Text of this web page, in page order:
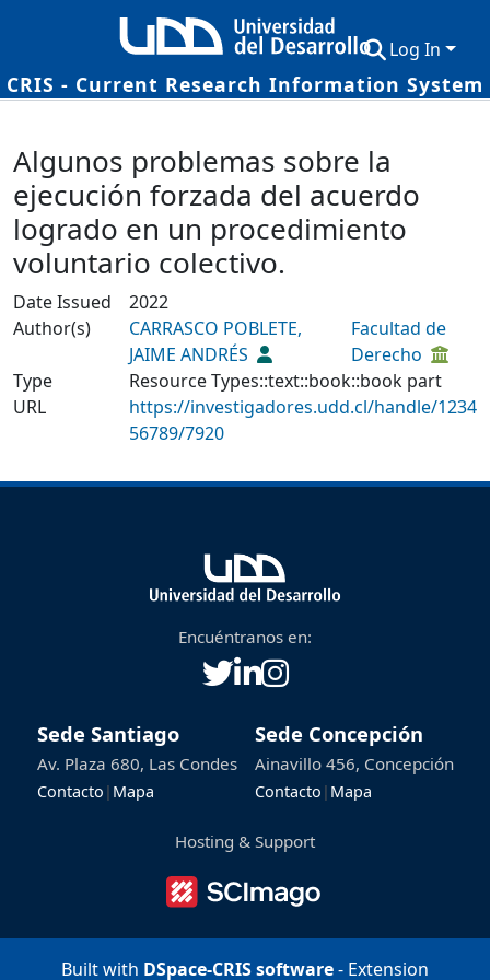
CRIS - Current Research Information System
Log In
Research Outputs
Fundings & Projects
Researchers
Datasets
Statistics
Algunos problemas sobre la
ejecución forzada del acuerdo
logrado en un procedimiento
voluntario colectivo.
Date Issued
2022
Author(s)
CARRASCO POBLETE,
JAIME ANDRÉS
Facultad de
Derecho
Type
Resource Types::text::book::book part
URL
https://investigadores.udd.cl/handle/1234
56789/7920
Encuéntranos en:
Sede Santiago
Av. Plaza 680, Las Condes
Contacto | Mapa
Sede Concepción
Ainavillo 456, Concepción
Contacto | Mapa
Hosting & Support
Built with DSpace-CRIS software- Extension